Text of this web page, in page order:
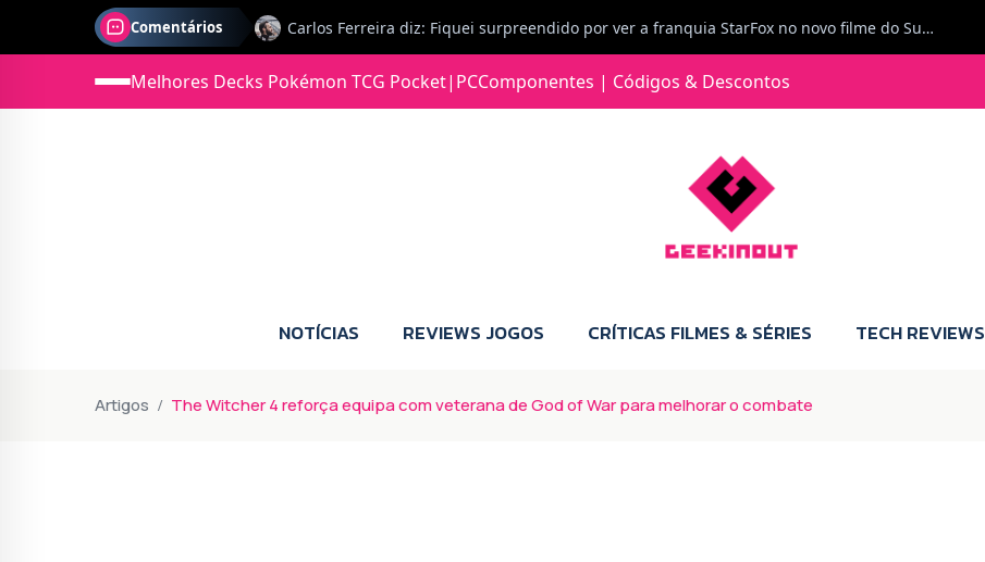
Comentários
Jorge Loureiro | Fearme diz: A versão da Switch 2 tem censura... mas também não perdes muito.
Melhores Decks Pokémon TCG Pocket| PCComponentes | Códigos & Descontos
NOTÍCIAS REVIEWS JOGOS CRÍTICAS FILMES & SÉRIES TECH REVIEWS
Artigos The Witcher 4 reforça equipa com veterana de God of War para melhorar o combate